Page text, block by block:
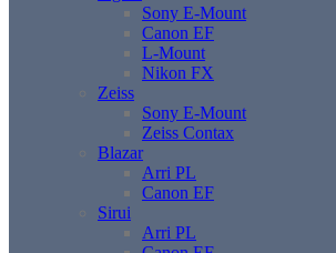
Sony E-Mount
Canon EF
L-Mount
Nikon FX
Zeiss
Sony E-Mount
Zeiss Contax
Blazar
Arri PL
Canon EF
Sirui
Arri PL